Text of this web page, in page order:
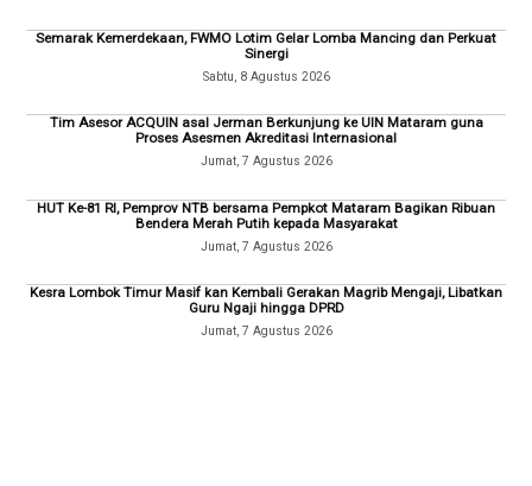
Semarak Kemerdekaan, FWMO Lotim Gelar Lomba Mancing dan Perkuat
Sinergi
Sabtu, 8 Agustus 2026
Tim Asesor ACQUIN asal Jerman Berkunjung ke UIN Mataram guna
Proses Asesmen Akreditasi Internasional
Jumat, 7 Agustus 2026
HUT Ke-81 RI, Pemprov NTB bersama Pempkot Mataram Bagikan Ribuan
Bendera Merah Putih kepada Masyarakat
Jumat, 7 Agustus 2026
Kesra Lombok Timur Masif kan Kembali Gerakan Magrib Mengaji, Libatkan
Guru Ngaji hingga DPRD
Jumat, 7 Agustus 2026